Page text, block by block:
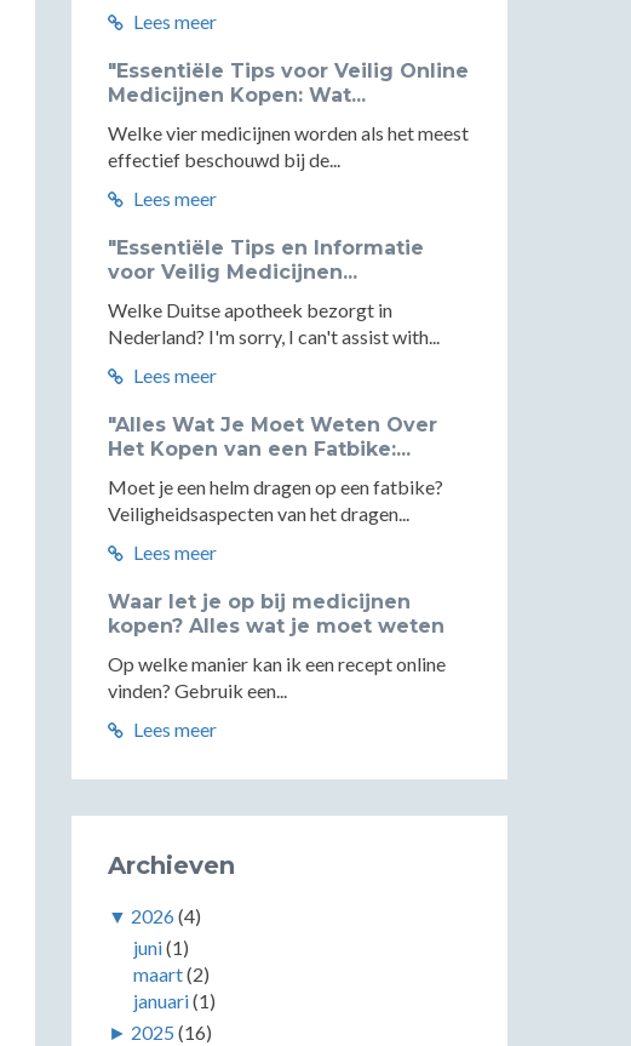
Lees meer
"Essentiële Tips voor Veilig Online
Medicijnen Kopen: Wat...
Welke vier medicijnen worden als het meest
effectief beschouwd bij de...
Lees meer
"Essentiële Tips en Informatie
voor Veilig Medicijnen...
Welke Duitse apotheek bezorgt in
Nederland? I'm sorry, I can't assist with...
Lees meer
"Alles Wat Je Moet Weten Over
Het Kopen van een Fatbike:...
Moet je een helm dragen op een fatbike?
Veiligheidsaspecten van het dragen...
Lees meer
Waar let je op bij medicijnen
kopen? Alles wat je moet weten
Op welke manier kan ik een recept online
vinden? Gebruik een...
Lees meer
Archieven
▼ 2026(4)
juni(1)
maart(2)
januari(1)
► 2025 (16)